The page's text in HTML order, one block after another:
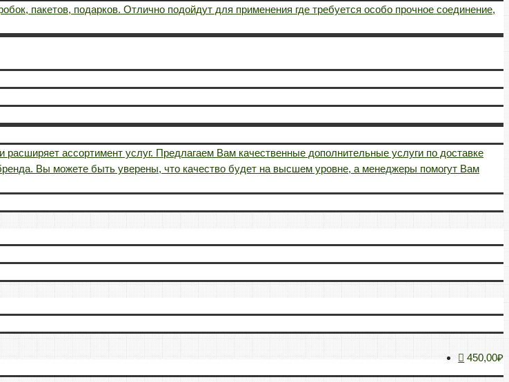
пакетов, подарков. Отлично подойдут для применения где требуется особо прочное соединение,
ассортимент услуг. Предлагаем Вам качественные дополнительные услуги по доставке
Вы можете быть уверены, что качество будет на высшем уровне, а менеджеры помогут Вам
450,00₽